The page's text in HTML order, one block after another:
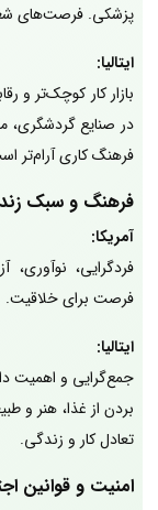
پزشکی. فرصت‌های
ایتالیا:
بازار کار کوچک‌تر و
در صنایع گردشگری،
فرهنگ کاری آرام‌تر
فرهنگ و سبک
آمریکا:
فردگرایی، نوآوری،
فرصت برای خلاقیت.
ایتالیا:
جمع‌گرایی و اهمیت
بردن از غذا، هنر و
تعادل کار و زندگی.
امنیت و قوانین